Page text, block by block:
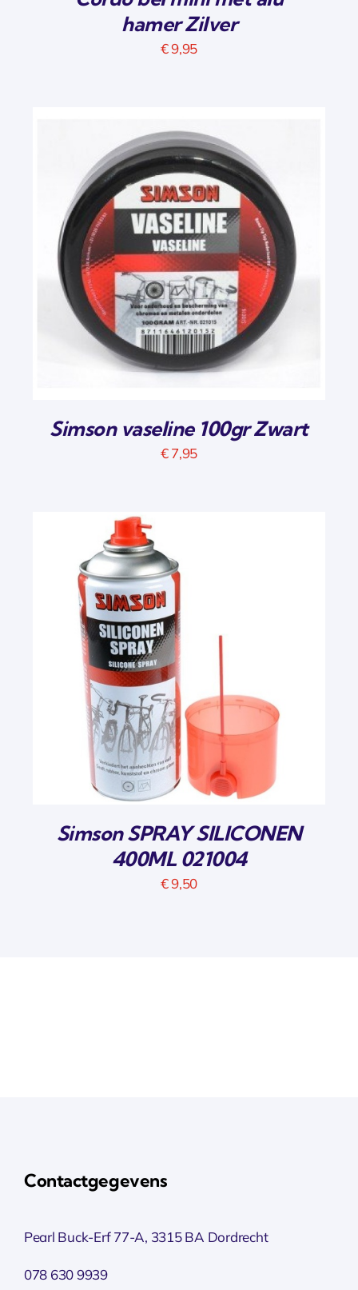
hamer Zilver
€9,95
Simson vaseline 100gr Zwart
€7,95
Simson SPRAY SILICONEN
400ML 021004
€9,50
Contactgegevens
Pearl Buck-Erf 77-A, 3315 BA Dordrecht
078 630 9939